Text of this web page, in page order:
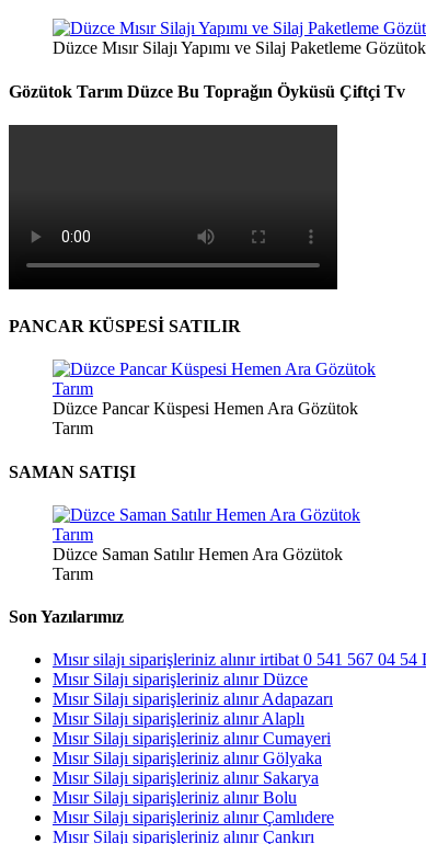
Düzce Mısır Silajı Yapımı ve Silaj Paketleme
Gözütok Tarım Düzce Bu Toprağın Öyküsü Çiftçi Tv
PANCAR KÜSPESİ SATILIR
Düzce Pancar Küspesi Hemen Ara Gözütok
Tarım
SAMAN SATIŞI
Düzce Saman Satılır Hemen Ara Gözütok
Tarım
Son Yazılarımız
Mısır silajı siparişleriniz alınır irtibat 0 541 567 04 54
Mısır Silajı siparişleriniz alınır Düzce
Mısır Silajı siparişleriniz alınır Adapazarı
Mısır Silajı siparişleriniz alınır Alaplı
Mısır Silajı siparişleriniz alınır Cumayeri
Mısır Silajı siparişleriniz alınır Gölyaka
Mısır Silajı siparişleriniz alınır Sakarya
Mısır Silajı siparişleriniz alınır Bolu
Mısır Silajı siparişleriniz alınır Çamlıdere
Mısır Silajı siparişleriniz alınır Çankırı